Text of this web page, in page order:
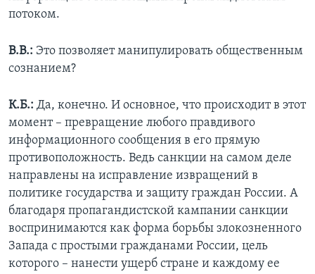
потоком.
В.В.: Это позволяет манипулировать общественным
сознанием?
К.Б.: Да, конечно. И основное, что происходит в этот
момент – превращение любого правдивого
информационного сообщения в его прямую
противоположность. Ведь санкции на самом деле
направлены на исправление извращений в
политике государства и защиту граждан России. А
благодаря пропагандистской кампании санкции
воспринимаются как форма борьбы злокозненного
Запада с простыми гражданами России, цель
которого – нанести ущерб стране и каждому ее